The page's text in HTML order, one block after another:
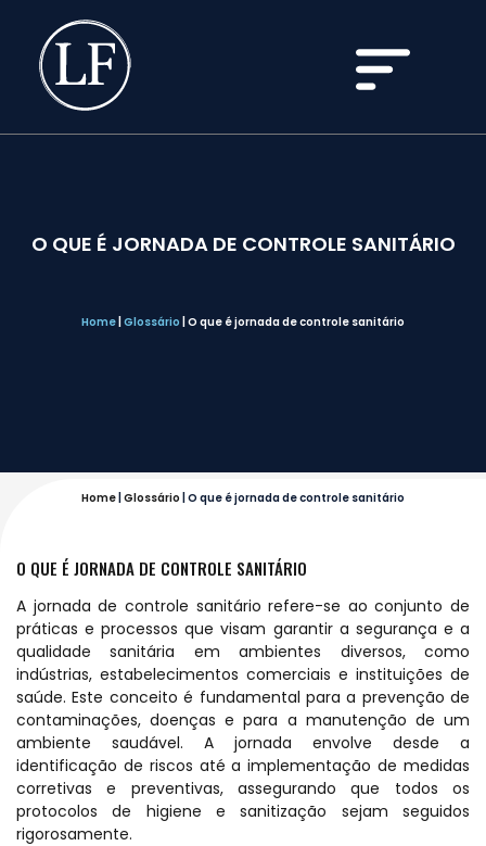
O QUE É JORNADA DE CONTROLE SANITÁRIO
Home Glossário O que é jornada de controle sanitário
Home Glossário O que é jornada de controle sanitário
O QUE É JORNADA DE CONTROLE SANITÁRIO
A jornada de controle sanitário refere-se ao conjunto de
práticas e processos que visam garantir a segurança e a
qualidade sanitária em ambientes diversos, como
indústrias, estabelecimentos comerciais e instituições de
saúde. Este conceito é fundamental para a prevenção de
contaminações, doenças e para a manutenção de um
ambiente saudável. A jornada envolve desde a
identificação de riscos até a implementação de medidas
corretivas e preventivas, assegurando que todos os
protocolos de higiene e sanitização sejam seguidos
rigorosamente.